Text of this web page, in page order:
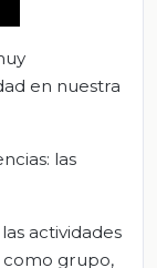
en nuestra
las
actividades
como grupo,